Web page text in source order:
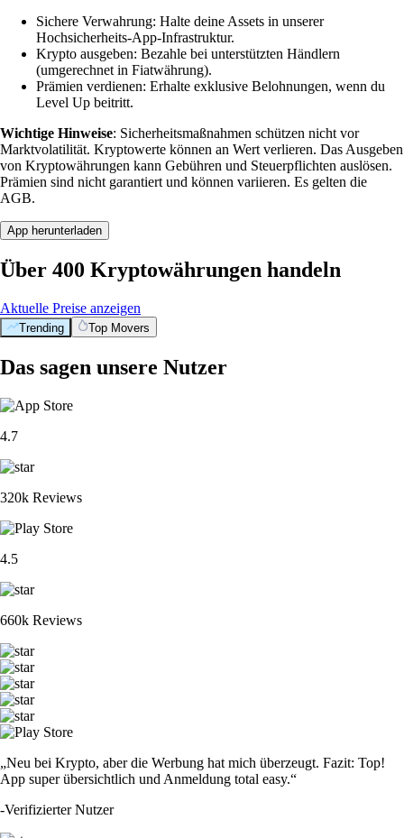
Sichere Verwahrung: Halte deine Assets in unserer
Hochsicherheits-App-Infrastruktur.
Krypto ausgeben: Bezahle bei unterstützten Händlern
(umgerechnet in Fiatwährung).
Prämien verdienen: Erhalte exklusive Belohnungen, wenn du
Level Up beitritt.
Wichtige Hinweise: Sicherheitsmaßnahmen schützen nicht vor
Marktvolatilität. Kryptowerte können an Wert verlieren. Das Ausgeben
von Kryptowährungen kann Gebühren und Steuerpflichten auslösen.
Prämien sind nicht garantiert und können variieren. Es gelten die
AGB.
App herunterladen
Über 400 Kryptowährungen handeln
Aktuelle Preise anzeigen
Trending Top Movers
Das sagen unsere Nutzer
4.7
320k Reviews
4.5
660k Reviews
„Neu bei Krypto, aber die Werbung hat mich überzeugt. Fazit: Top!
App super übersichtlich und Anmeldung total easy.“
-Verifizierter Nutzer